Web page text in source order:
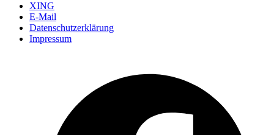
XING
E-Mail
Datenschutzerklärung
Impressum